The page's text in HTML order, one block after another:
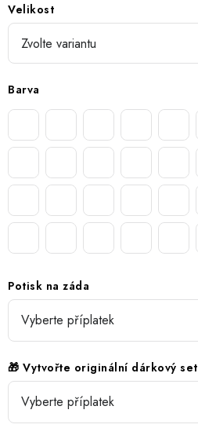
Velikost
Barva
Potisk na záda
🎁 Vytvořte originální dárkový set